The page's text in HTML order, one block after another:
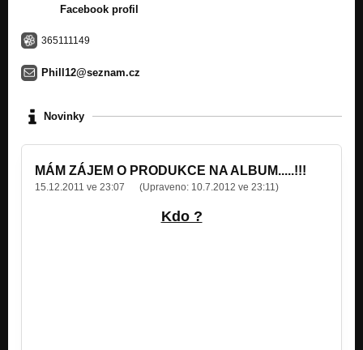
Nezařazeno
Příběh ft. JayKay (Prod. Fuggi)
Nezařazeno
Chci tě navždy mít ft. Martina Jílková
Nezařazeno
Nezařazeno
Facebook profil
365111149
Phill12@seznam.cz
Novinky
MÁM ZÁJEM O PRODUKCE NA ALBUM.....!!!
15.12.2011 ve 23:07 (Upraveno: 10.7.2012 ve 23:11)
Kdo ?